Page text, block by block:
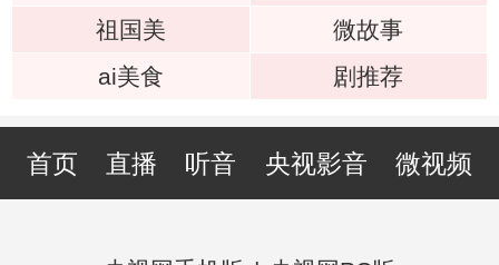
祖国美
微故事
ai美食
剧推荐
首页 直播 听音 央视影音 微视频